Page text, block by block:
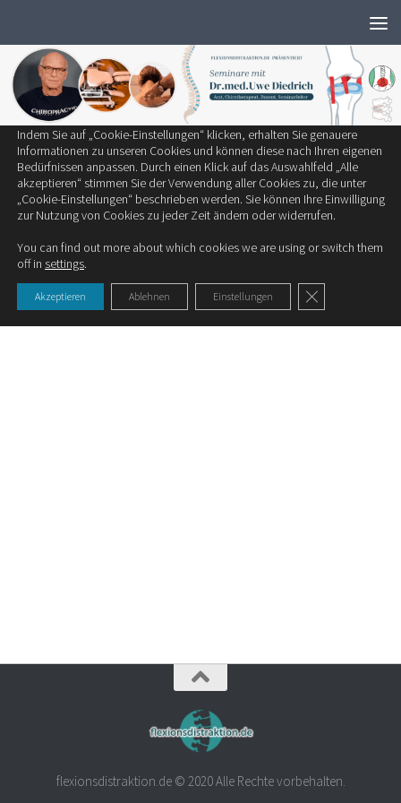
SCHLAGWÖRTER:KNOCHENHAUT
GELENKE
Der Tennisarm
Beim Tennisarm handelt es sich um eine
Knochenhautentzündung, die durch eine Überlastung der...
flexionsdistraktion.de © 2020 Alle Rechte vorbehalten.
Wir verwenden ausschließlich notwendige Cookies, um die bestmögliche
Zum Einsatz kommen auf unserer Seite:
Technisch notwendige Cookies
Statistik-Cookies
Cookies von Drittanbietern
Indem Sie auf „Cookie-Einstellungen“ klicken, erhalten Sie genauere
Informationen zu unseren Cookies und können diese nach Ihren eigenen
Bedürfnissen anpassen. Durch einen Klick auf das Auswahlfeld „Alle
akzeptieren“ stimmen Sie der Verwendung aller Cookies zu, die unter
„Cookie-Einstellungen“ beschrieben werden. Sie können Ihre Einwilligung
zur Nutzung von Cookies zu jeder Zeit ändern oder widerrufen.
You can find out more about which cookies we are using or switch them
off in settings.
Akzeptieren Ablehnen Einstellungen GDPR Cookie-